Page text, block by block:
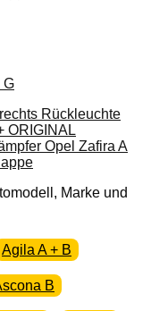
G
Marke und
Agila A + B
B